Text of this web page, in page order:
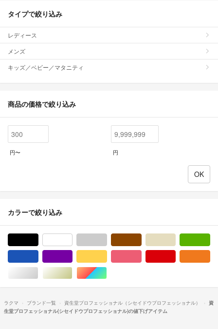
タイプで絞り込み
レディース
メンズ
キッズ／ベビー／マタニティ
商品の価格で絞り込み
円〜 円
カラーで絞り込み
シルバー/銀色系ゴールド/金色系マルチカラー
ラクマ ブランド一覧 資生堂プロフェッショナル（シセイドウプロフェッショナル）
資
生堂プロフェッショナル(シセイドウプロフェッショナル)の値下げアイテム